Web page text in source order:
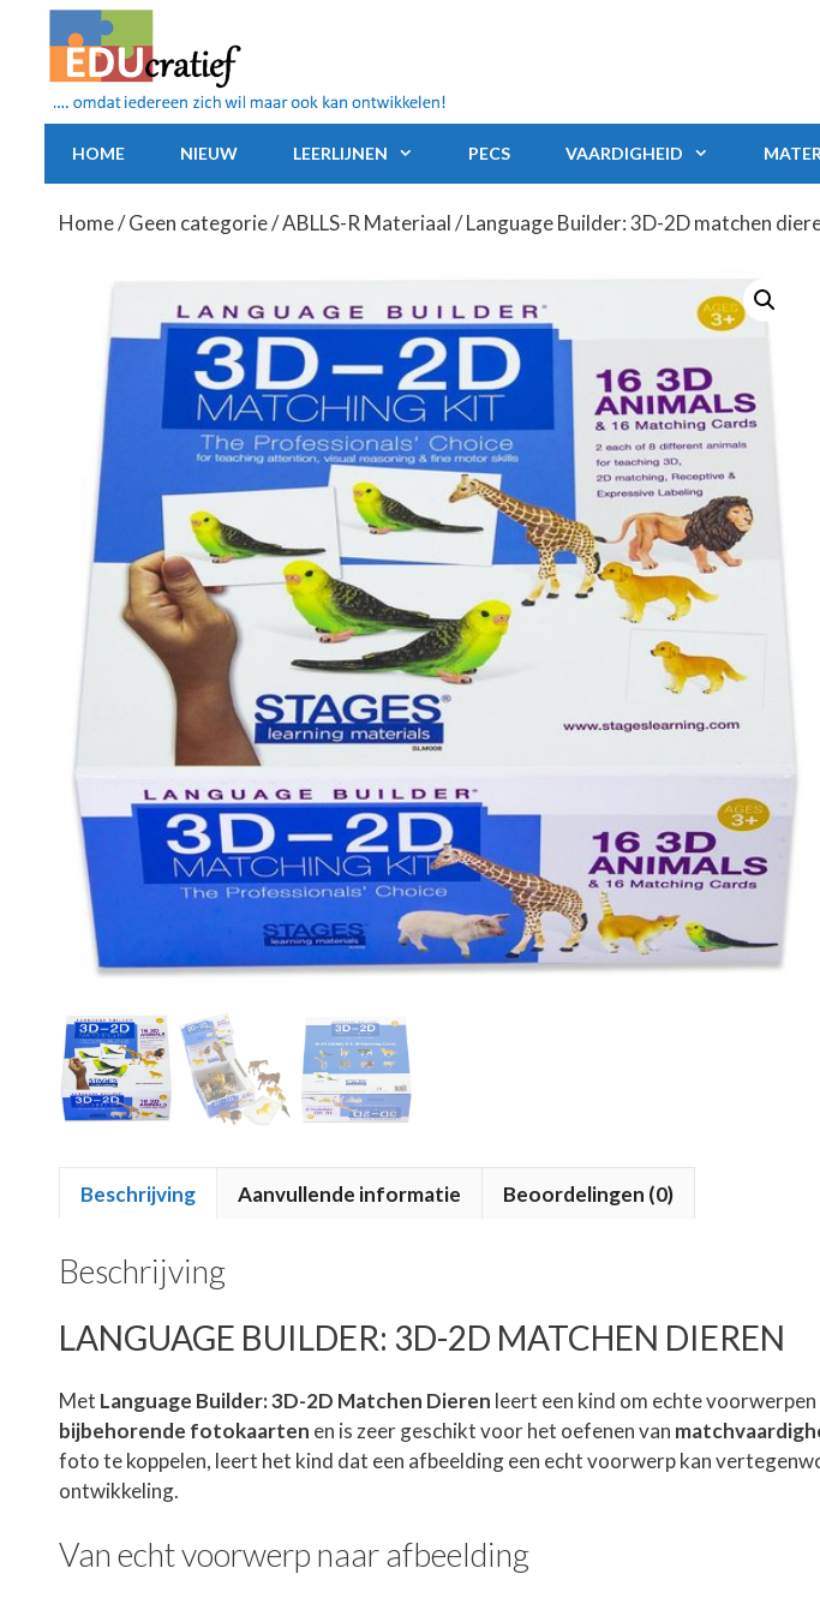
inhoud
HOME NIEUW LEERLIJNEN PECS VAARDIGHEID
Home/Geen categorie/ABLLS-R Materiaal/ Language Builder: 3D-2D matchen
Beschrijving Aanvullende informatie Beoordelingen (0)
Beschrijving
LANGUAGE BUILDER: 3D-2D MATCHEN DIEREN
Met Language Builder: 3D-2D Matchen Dieren leert een kind om echte
bijbehorende fotokaarten en is zeer geschikt voor het oefenen van
foto te koppelen, leert het kind dat een afbeelding een echt voorwerp kan
ontwikkeling.
Van echt voorwerp naar afbeelding